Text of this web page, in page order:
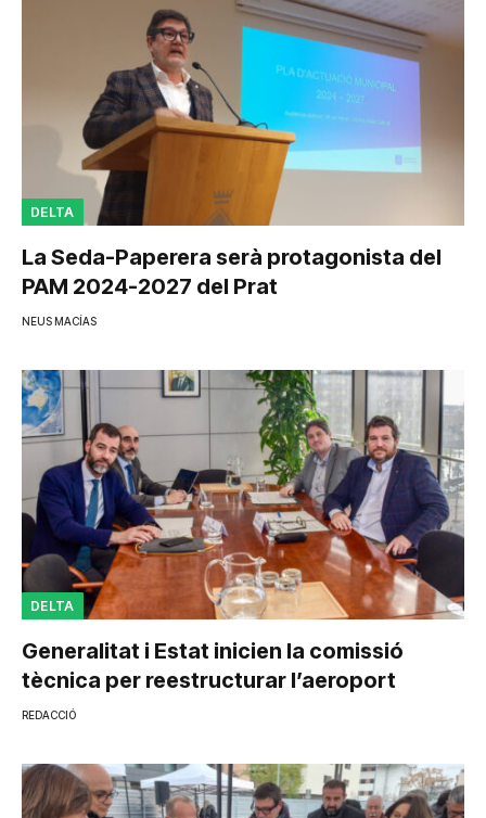
DELTA
La Seda-Paperera serà protagonista del
PAM 2024-2027 del Prat
NEUS MACÍAS
DELTA
Generalitat i Estat inicien la comissió
tècnica per reestructurar l’aeroport
REDACCIÓ